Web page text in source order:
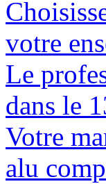
votre
Le
dans le
Votre
alu